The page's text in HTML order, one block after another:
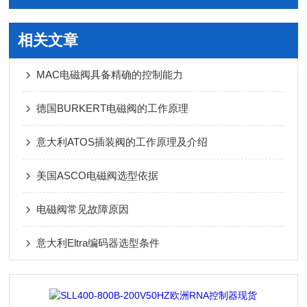
相关文章
MAC电磁阀具备精确的控制能力
德国BURKERT电磁阀的工作原理
意大利ATOS插装阀的工作原理及介绍
美国ASCO电磁阀选型依据
电磁阀常见故障原因
意大利Eltra编码器选型条件